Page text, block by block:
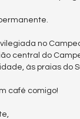
no
central do
às praias do
café comigo!